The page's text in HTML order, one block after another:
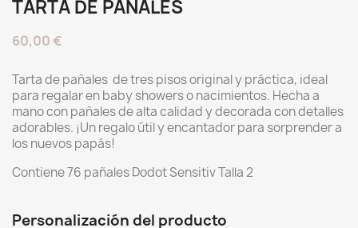
TARTA DE PAÑALES
60,00 €
Tarta de pañales de tres pisos original y práctica, ideal
para regalar en baby showers o nacimientos. Hecha a
mano con pañales de alta calidad y decorada con detalles
adorables. ¡Un regalo útil y encantador para sorprender a
los nuevos papás!
Contiene 76 pañales Dodot Sensitiv Talla 2
Personalización del producto